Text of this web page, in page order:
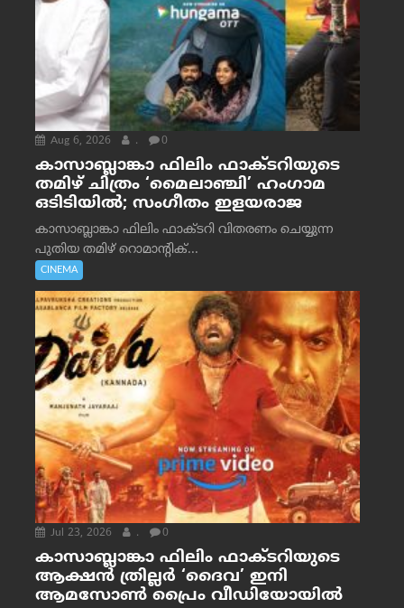
Aug 6, 2026 . 0
കാസാബ്ലാങ്കാ ഫിലിം ഫാക്ടറിയുടെ
തമിഴ് ചിത്രം ‘മൈലാഞ്ചി’ ഹംഗാമ
ഒടിടിയിൽ; സംഗീതം ഇളയരാജ
കാസാബ്ലാങ്കാ ഫിലിം ഫാക്ടറി വിതരണം ചെയ്യുന്ന
പുതിയ തമിഴ് റൊമാന്റിക്...
CINEMA
Jul 23, 2026 . 0
കാസാബ്ലാങ്കാ ഫിലിം ഫാക്ടറിയുടെ
ആക്ഷൻ ത്രില്ലർ ‘ദൈവ’ ഇനി
ആമസോൺ പ്രൈം വീഡിയോയിൽ